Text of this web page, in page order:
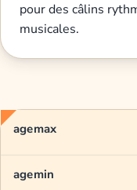
pour des câlins
musicales.
agemax
agemin